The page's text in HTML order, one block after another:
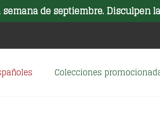
de septiembre. Disculpen
Colecciones